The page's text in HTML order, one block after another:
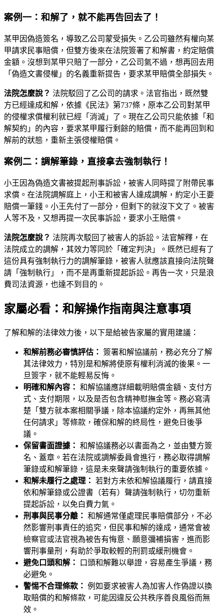
案例一：和解了，就不能再告回去了！
某甲因偽造簽名，導致乙公司蒙受損失。乙公司雖然有權向某
甲請求民事賠償，但雙方後來在法院簽署了和解書，約定賠償
金額。沒想到某甲只賠了一部分，乙公司氣不過，想再回去用
「偽造文書侵權」的名義重新提告，要求某甲賠償全部損失。
法院怎麼說？ 法院駁回了乙公司的請求。法官指出，既然雙
方已經達成和解，依據《民法》第737條，原本乙公司對某甲
的侵權求償權利就已經「消滅」了。現在乙公司只能依據「和
解契約」的內容，要求某甲履行剩餘的賠償，而不能再回到和
解前的狀態，重新主張侵權賠償。
案例二：調解筆錄，直接拿去強制執行！
小王因為偽造文書被提起刑事訴訟，被害人同時提了附帶民事
求償。在法院調解庭上，小王和被害人達成調解，約定小王要
賠償一筆錢。小王先付了一部分，但剩下的就沒下文了。被害
人等不及，又想再提一次民事訴訟，要求小王賠償。
法院怎麼說？ 法院再次駁回了被害人的訴訟。法官解釋，在
法院成立的調解，其效力等同於「確定判決」。既然已經有了
這份具有強制執行力的調解筆錄，被害人就應該直接向法院聲
請「強制執行」，而不是再重新提起訴訟。再告一次，只是浪
費司法資源，也達不到目的。
家屬必看：和解操作指南與注意事項
了解和解的法律效力後，以下是給被告家屬的實用建議：
和解前務必審慎評估： 簽署和解協議前，務必充分了解
其法律效力，特別是和解將使原有權利消滅的後果。一
旦簽字，就不能輕易反悔。
明確和解內容： 和解協議應詳細載明賠償金額、支付方
式、支付期限，以及是否包含精神慰撫金等。務必寫清
楚「雙方就本案相關爭議，除本協議約定外，再無其他
任何請求」等條款，確保和解的終局性，避免日後爭
議。
保留書面證據： 和解協議務必以書面為之，並由雙方簽
名、蓋章。若在法院或調解委員會進行，務必取得調解
筆錄或和解筆錄，這是未來聲請強制執行的重要依據。
和解未履行之處理： 若對方未依和解協議履行，請直接
依和解筆錄或公證書（若有）聲請強制執行，切勿重新
提起訴訟，以免白費力氣。
刑事與民事分離： 和解通常僅處理民事賠償部分，不必
然影響刑事責任的追究，但民事和解的達成，通常會被
檢察官或法官視為被告有悔意、願意彌補損害，進而影
響刑事量刑，有助於爭取較輕的刑罰或緩刑機會。
避免口頭和解：
口頭和解難以舉證，容易產生爭議，務
必避免。
警惕不合理條款： 例如要求被害人為加害人作偽證以換
取賠償的和解條款，可能因違反公共秩序善良風俗而無
效。